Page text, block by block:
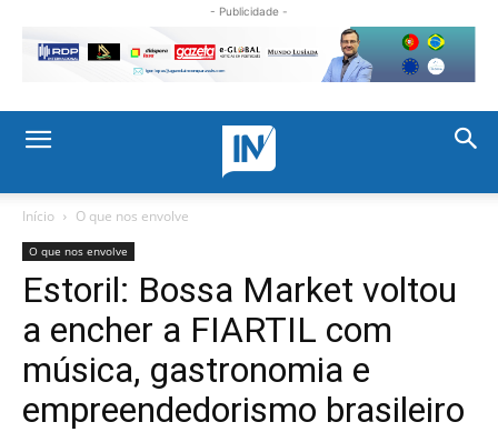
- Publicidade -
Início O que nos envolve
O que nos envolve
Estoril: Bossa Market voltou
a encher a FIARTIL com
música, gastronomia e
empreendedorismo brasileiro